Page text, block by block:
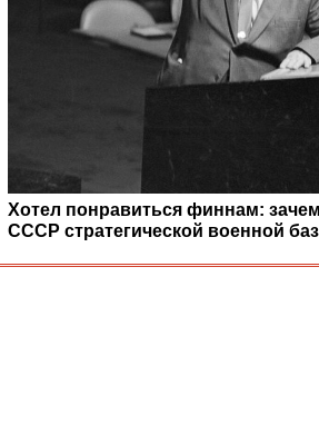
Хотел понравиться финнам:
СССР стратегической военной